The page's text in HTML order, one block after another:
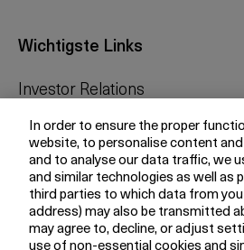
Wichtigste Links
Investor Relations
bkb.ch
Ihre BKB
Magazin
In order to ensure the proper
website, to personalise content
and to analyse our data traffic, we
and similar technologies as well as
third parties to which data from
address) may also be transmitted
may agree to, decline, or adjust
use of non-essential cookies and